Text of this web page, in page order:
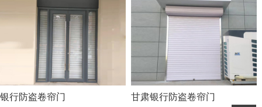
银行防盗卷帘门 甘肃银行防盗卷帘门